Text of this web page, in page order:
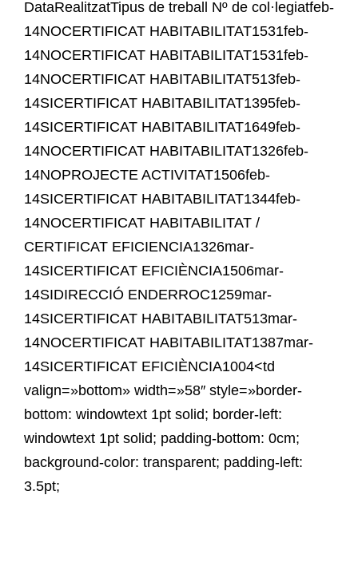
DataRealitzatTipus de treball Nº de col·legiatfeb-
14NOCERTIFICAT HABITABILITAT1531feb-
14NOCERTIFICAT HABITABILITAT1531feb-
14NOCERTIFICAT HABITABILITAT513feb-
14SICERTIFICAT HABITABILITAT1395feb-
14SICERTIFICAT HABITABILITAT1649feb-
14NOCERTIFICAT HABITABILITAT1326feb-
14NOPROJECTE ACTIVITAT1506feb-
14SICERTIFICAT HABITABILITAT1344feb-
14NOCERTIFICAT HABITABILITAT /
CERTIFICAT EFICIENCIA1326mar-
14SICERTIFICAT EFICIÈNCIA1506mar-
14SIDIRECCIÓ ENDERROC1259mar-
14SICERTIFICAT HABITABILITAT513mar-
14NOCERTIFICAT HABITABILITAT1387mar-
14SICERTIFICAT EFICIÈNCIA1004<td
valign=»bottom» width=»58″ style=»border-
bottom: windowtext 1pt solid; border-left:
windowtext 1pt solid; padding-bottom: 0cm;
background-color: transparent; padding-left:
3.5pt;